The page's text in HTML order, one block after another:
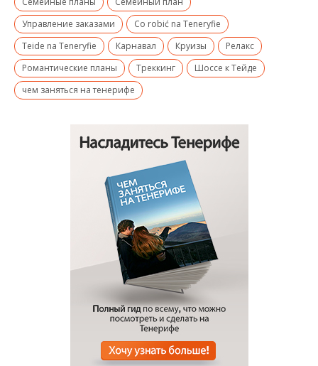
Управление заказами
Co robić na Teneryfie
Teide na Teneryfie
Карнавал Круизы
Релакс
Романтические планы
Треккинг
Шоссе к Тейде
чем заняться на тенерифе